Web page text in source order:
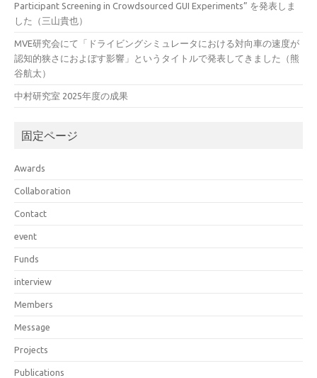
Participant Screening in Crowdsourced GUI Experiments” を発表しま
した（三山貴也）
MVE研究会にて「ドライビングシミュレータにおける対向車の速度が
認知的狭さにおよぼす影響」というタイトルで発表してきました（熊
谷航太）
中村研究室 2025年度の成果
固定ページ
Awards
Collaboration
Contact
event
Funds
interview
Members
Message
Projects
Publications